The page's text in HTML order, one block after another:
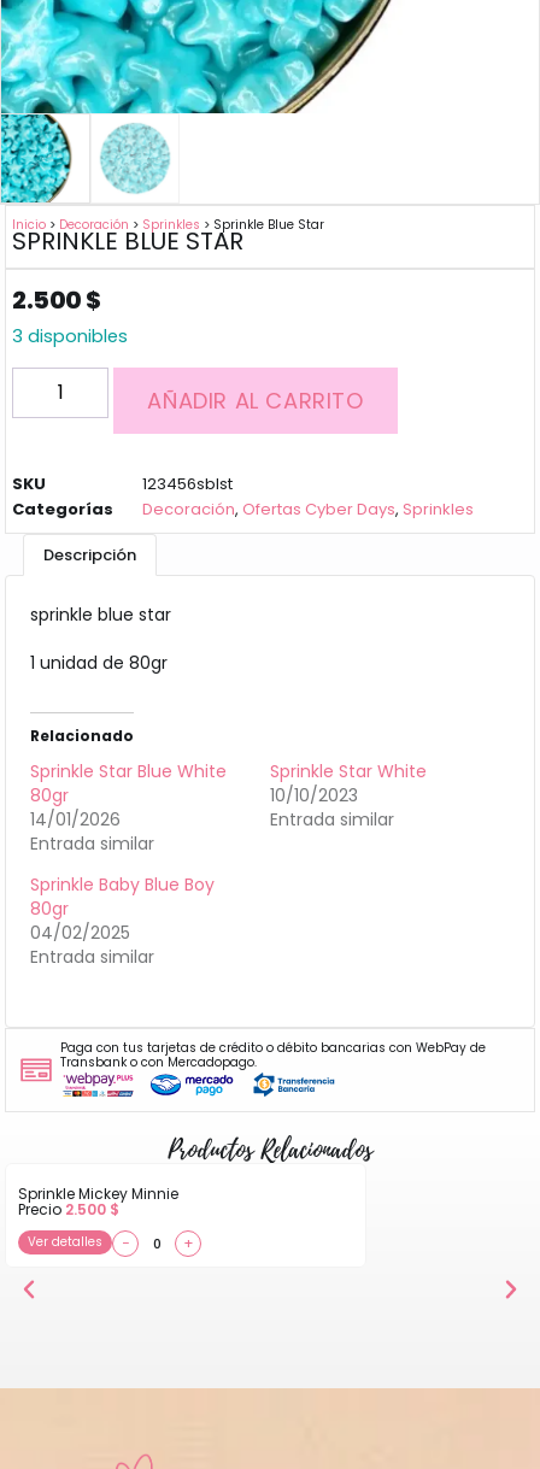
Inicio > Decoración > Sprinkles > Sprinkle Blue Star
SPRINKLE BLUE STAR
2.500$
3 disponibles
AÑADIR AL CARRITO
SKU
123456sblst
Categorías
Decoración, Ofertas Cyber Days, Sprinkles
Descripción
sprinkle blue star
1 unidad de 80gr
Relacionado
Sprinkle Star Blue White
80gr
14/01/2026
Entrada similar
Sprinkle Star White
10/10/2023
Entrada similar
Sprinkle Baby Blue Boy
80gr
04/02/2025
Entrada similar
Paga con tus tarjetas de crédito o débito bancarias con WebPay de
Transbank o con Mercadopago.
Productos Relacionados
Sprinkle Mickey Minnie
Precio 2.500 $
Ver detalles − +